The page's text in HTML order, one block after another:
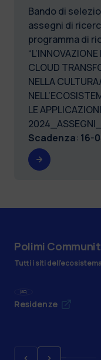
Bando di
assegni di
programma di
CLOUD
NELLA
LE
Scadenza: 16-
Polimi
Tutti i siti
Residenze